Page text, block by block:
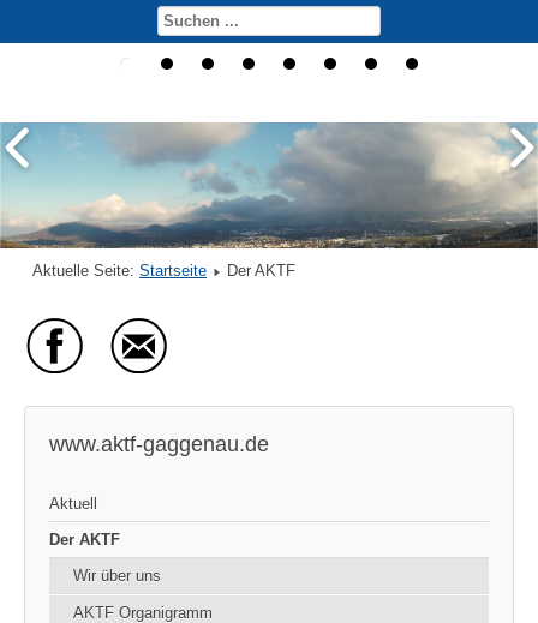
Aktuelle Seite: Startseite Der AKTF
www.aktf-gaggenau.de
Aktuell
Der AKTF
Wir über uns
AKTF Organigramm